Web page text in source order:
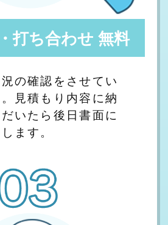
打ち合わせ 無料
の確認をさせてい
見積もり内容に納
いたら後日書面に
ます。